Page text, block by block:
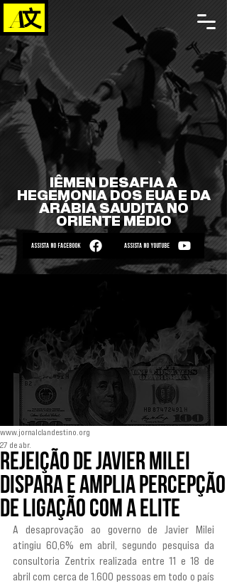
IÊMEN DESAFIA A
HEGEMONIA DOS EUA E DA
ARÁBIA SAUDITA NO
ORIENTE MÉDIO
ASSISTA NO FACEBOOK ASSISTA NO YOUTUBE
Rejeição de Javier Milei
dispara e amplia percepção
de ligação com a elite
www.jornalclandestino.org
27 de abr.
A desaprovação ao governo de Javier Milei
atingiu 60,6% em abril, segundo pesquisa da
consultoria Zentrix realizada entre 11 e 18 de
abril com cerca de 1.600 pessoas em todo o país